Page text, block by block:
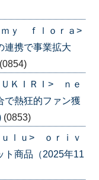
ｙ ｆｌｏｒａ>
携で事業拡大
(0854)
ＫＩＲＩ> ｎｅ
で熱狂的ファン獲
(0853)
ｌｕ> ｏｒｉｖ
ト商品（2025年11